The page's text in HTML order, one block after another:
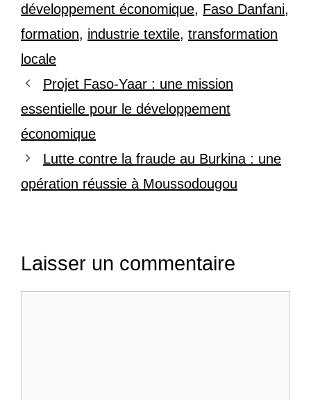
développement économique, Faso Danfani,
formation, industrie textile, transformation
locale
Projet Faso-Yaar : une mission
essentielle pour le développement
économique
Lutte contre la fraude au Burkina : une
opération réussie à Moussodougou
Laisser un commentaire